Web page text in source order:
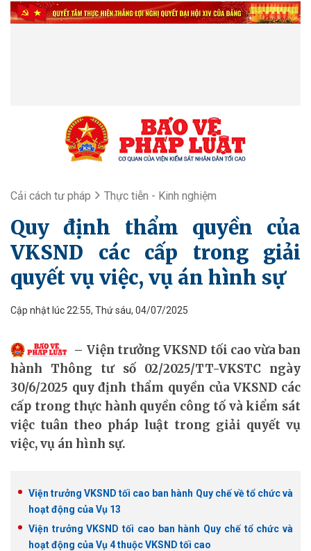
Cải cách tư pháp Thực tiễn - Kinh nghiệm
Quy định thẩm quyền của
VKSND các cấp trong giải
quyết vụ việc, vụ án hình sự
Cập nhật lúc 22:55, Thứ sáu, 04/07/2025
Viện trưởng VKSND tối cao vừa ban
hành Thông tư số 02/2025/TT-VKSTC ngày
30/6/2025 quy định thẩm quyền của VKSND các
cấp trong thực hành quyền công tố và kiểm sát
việc tuân theo pháp luật trong giải quyết vụ
việc, vụ án hình sự.
Viện trưởng VKSND tối cao ban hành Quy chế về tổ chức và
hoạt động của Vụ 13
Viện trưởng VKSND tối cao ban hành Quy chế tổ chức và
hoạt động của Vụ 4 thuộc VKSND tối cao